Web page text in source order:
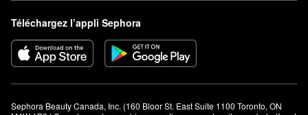
Téléchargez l’appli Sephora
Sephora Beauty Canada, Inc. (160 Bloor St. East Suite 1100 Toronto, ON